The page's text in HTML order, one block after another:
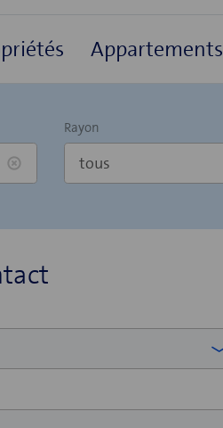
Appartements
Rayon